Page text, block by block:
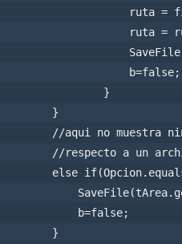
ruta =
                    b=false;
                }
        }
//aqui no muestra
//respecto a un
else
            b=false;
        }